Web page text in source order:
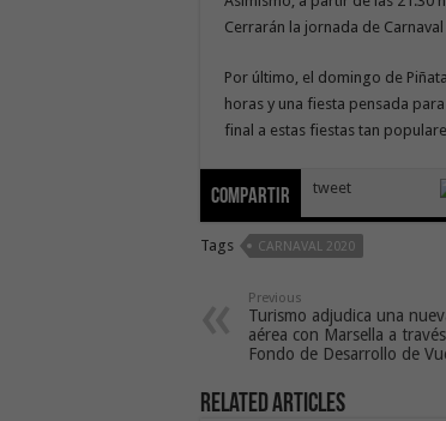
Cerrarán la jornada de
Por último, el domingo de
horas y una fiesta pensada
final a estas fiestas tan
Compartir tweet
Tags CARNAVAL 2020
Previous
Turismo adjudica una
aérea con Marsella a
Fondo de Desarrollo de
Related Articles